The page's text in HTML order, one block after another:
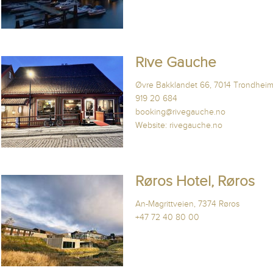
Rive Gauche
Øvre Bakklandet 66, 7014 Trondheim
919 20 684
booking@rivegauche.no
Website: rivegauche.no
Røros Hotel, Røros
An-Magrittveien, 7374 Røros
+47 72 40 80 00